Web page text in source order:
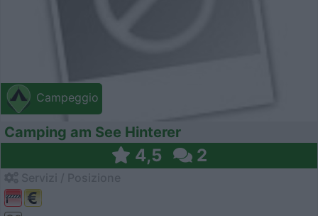
Campeggio
Camping am See Hinterer
4,5 2